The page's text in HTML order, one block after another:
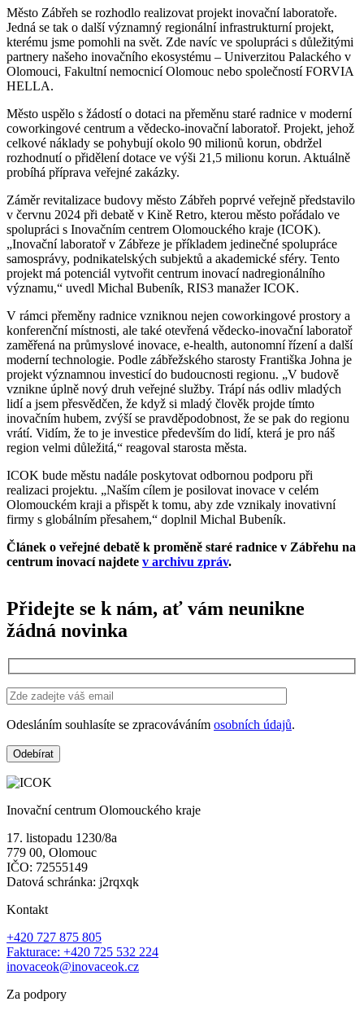
Město Zábřeh se rozhodlo realizovat projekt inovační laboratoře.
Jedná se tak o další významný regionální infrastrukturní projekt,
kterému jsme pomohli na svět. Zde navíc ve spolupráci s důležitými
partnery našeho inovačního ekosystému – Univerzitou Palackého v
Olomouci, Fakultní nemocnicí Olomouc nebo společností FORVIA
HELLA.
Město uspělo s žádostí o dotaci na přeměnu staré radnice v moderní
coworkingové centrum a vědecko-inovační laboratoř. Projekt, jehož
celkové náklady se pohybují okolo 90 milionů korun, obdržel
rozhodnutí o přidělení dotace ve výši 21,5 milionu korun. Aktuálně
probíhá příprava veřejné zakázky.
Záměr revitalizace budovy město Zábřeh poprvé veřejně představilo
v červnu 2024 při debatě v Kině Retro, kterou město pořádalo ve
spolupráci s Inovačním centrem Olomouckého kraje (ICOK).
„Inovační laboratoř v Zábřeze je příkladem jedinečné spolupráce
samosprávy, podnikatelských subjektů a akademické sféry. Tento
projekt má potenciál vytvořit centrum inovací nadregionálního
významu,“ uvedl Michal Bubeník, RIS3 manažer ICOK.
V rámci přeměny radnice vzniknou nejen coworkingové prostory a
konferenční místnosti, ale také otevřená vědecko-inovační laboratoř
zaměřená na průmyslové inovace, e-health, autonomní řízení a další
moderní technologie. Podle zábřežského starosty Františka Johna je
projekt významnou investicí do budoucnosti regionu. „V budově
vznikne úplně nový druh veřejné služby. Trápí nás odliv mladých
lidí a jsem přesvědčen, že když si mladý člověk projde tímto
inovačním hubem, zvýší se pravděpodobnost, že se pak do regionu
vrátí. Vidím, že to je investice především do lidí, která je pro náš
region velmi důležitá,“ reagoval starosta města.
ICOK bude městu nadále poskytovat odbornou podporu při
realizaci projektu. „Naším cílem je posilovat inovace v celém
Olomouckém kraji a přispět k tomu, aby zde vznikaly inovativní
firmy s globálním přesahem,“ doplnil Michal Bubeník.
Článek o veřejné debatě k proměně staré radnice v Zábřehu na
centrum inovací najdete v archivu zpráv.
Přidejte se k nám, ať vám neunikne
žádná novinka
Odesláním souhlasíte se zpracováváním osobních údajů.
Inovační centrum Olomouckého kraje
17. listopadu 1230/8a
779 00, Olomouc
IČO: 72555149
Datová schránka: j2rqxqk
Kontakt
+420 727 875 805
Fakturace: +420 725 532 224
inovaceok@inovaceok.cz
Za podpory